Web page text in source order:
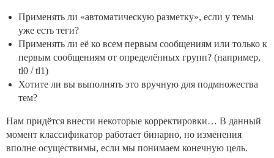
Применять ли «автоматическую разметку», если у темы
уже есть теги?
Применять ли её ко всем первым сообщениям или только к
первым сообщениям от определённых групп? (например,
tl0 / tl1)
Хотите ли вы выполнять это вручную для подмножества
тем?
Нам придётся внести некоторые корректировки… В данный
момент классификатор работает бинарно, но изменения
вполне осуществимы, если мы понимаем конечную цель.